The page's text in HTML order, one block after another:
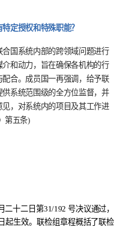
定授权和特殊职能？
国系统内部的跨领域问题进行
和动力，旨在确保各机构的行
合。成员国一再强调，给予联
系统范围级的全方位监督，并
，对系统内的项目及其工作进
第五条)
二十二日第31/192 号决议通过，
起生效。联检组章程概括了联检